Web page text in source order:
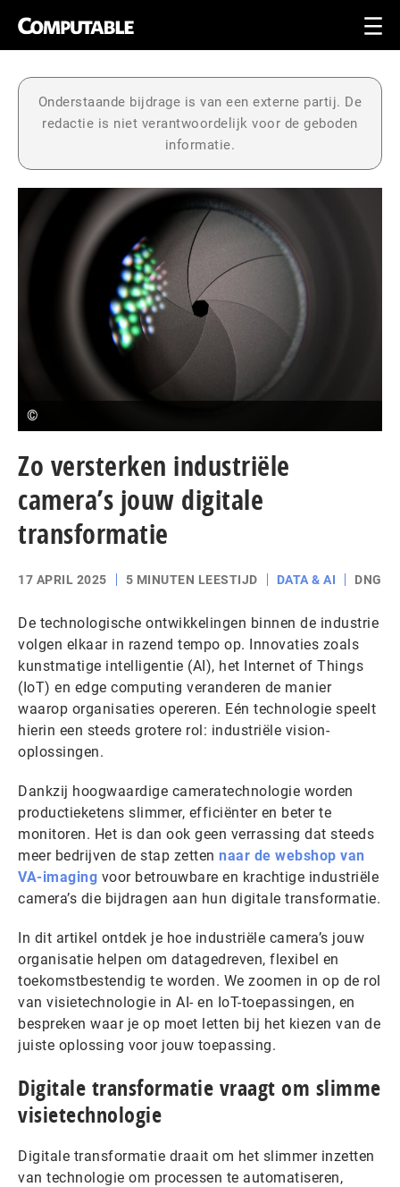
Onderstaande bijdrage is van een externe partij. De
redactie is niet verantwoordelijk voor de geboden
informatie.
©
Zo versterken industriële
camera’s jouw digitale
transformatie
17 APRIL 2025 5 MINUTEN LEESTIJD DATA & AI DNG
De technologische ontwikkelingen binnen de industrie
volgen elkaar in razend tempo op. Innovaties zoals
kunstmatige intelligentie (AI), het Internet of Things
(IoT) en edge computing veranderen de manier
waarop organisaties opereren. Eén technologie speelt
hierin een steeds grotere rol: industriële vision-
oplossingen.
Dankzij hoogwaardige cameratechnologie worden
productieketens slimmer, efficiënter en beter te
monitoren. Het is dan ook geen verrassing dat steeds
meer bedrijven de stap zetten naar de webshop van
VA-imaging voor betrouwbare en krachtige industriële
camera’s die bijdragen aan hun digitale transformatie.
In dit artikel ontdek je hoe industriële camera’s jouw
organisatie helpen om datagedreven, flexibel en
toekomstbestendig te worden. We zoomen in op de rol
van visietechnologie in AI- en IoT-toepassingen, en
bespreken waar je op moet letten bij het kiezen van de
juiste oplossing voor jouw toepassing.
Digitale transformatie vraagt om slimme
visietechnologie
Digitale transformatie draait om het slimmer inzetten
van technologie om processen te automatiseren,